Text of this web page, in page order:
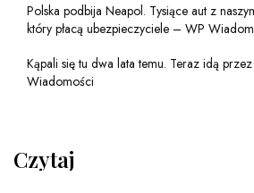
Polska podbija Neapol. Tysiące aut z
który płacą ubezpieczyciele – WP
Kąpali się tu dwa lata temu. Teraz idą
Wiadomości
Czytaj